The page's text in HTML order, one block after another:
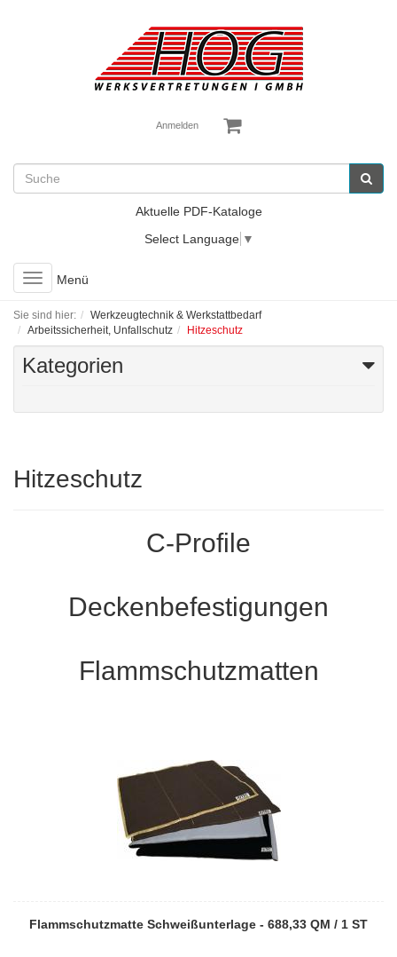
Anmelden
Aktuelle PDF-Kataloge
Select Language ▼
Toggle
navigation
Menü
Sie sind hier:
Werkzeugtechnik & Werkstattbedarf
Arbeitssicherheit, Unfallschutz
Hitzeschutz
Kategorien
Hitzeschutz
C-Profile
Deckenbefestigungen
Flammschutzmatten
Flammschutzmatte Schweißunterlage - 688,33 QM / 1 ST